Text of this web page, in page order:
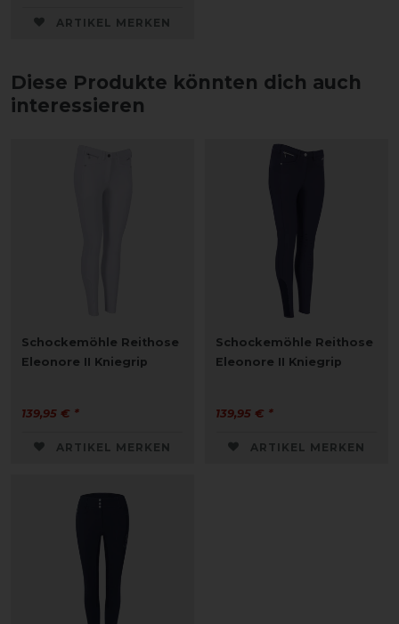
ARTIKEL MERKEN
Diese Produkte könnten dich auch
interessieren
Schockemöhle Reithose
Eleonore II Kniegrip
139,95 € *
ARTIKEL MERKEN
Schockemöhle Reithose
Eleonore II Kniegrip
139,95 € *
ARTIKEL MERKEN